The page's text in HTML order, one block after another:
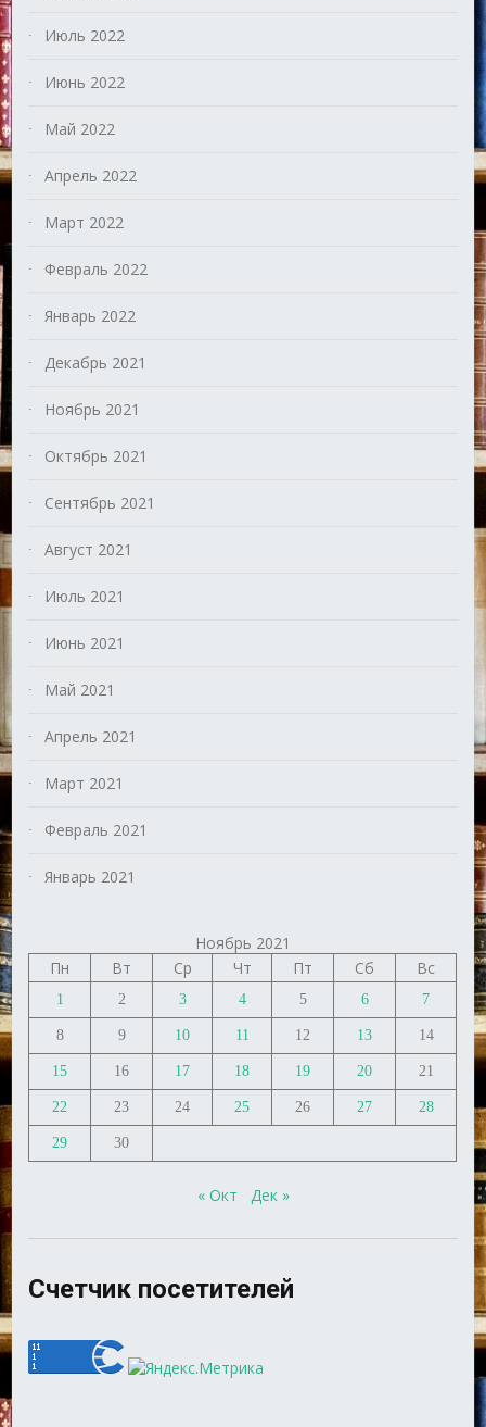
Июль 2022
Июнь 2022
Май 2022
Апрель 2022
Март 2022
Февраль 2022
Январь 2022
Декабрь 2021
Ноябрь 2021
Октябрь 2021
Сентябрь 2021
Август 2021
Июль 2021
Июнь 2021
Май 2021
Апрель 2021
Март 2021
Февраль 2021
Январь 2021
Ноябрь 2021
Пн
Вт Ср Чт Пт Сб Вс
1 2 3 4 5 6 7
8 9 10 11 12 13 14
15 16 17 18 19 20 21
22 23 24 25 26 27 28
29 30
« Окт Дек »
Счетчик посетителей